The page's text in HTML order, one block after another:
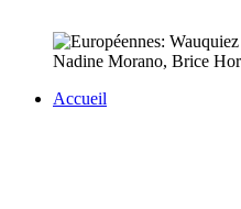
Nadine Morano, Brice
Accueil